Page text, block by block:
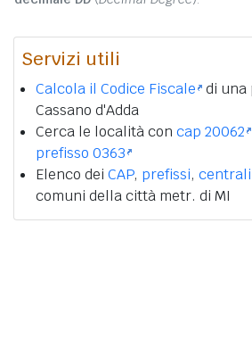
Servizi utili
Calcola il Codice Fiscale di una
Cassano d'Adda
Cerca le località con cap 20062
prefisso 0363
Elenco dei CAP, prefissi,
comuni della città metr. di MI